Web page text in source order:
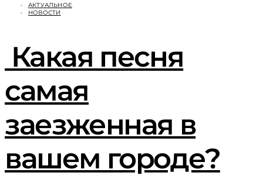
АКТУАЛЬНОЕ
НОВОСТИ
Какая песня
самая
заезженная в
вашем городе?